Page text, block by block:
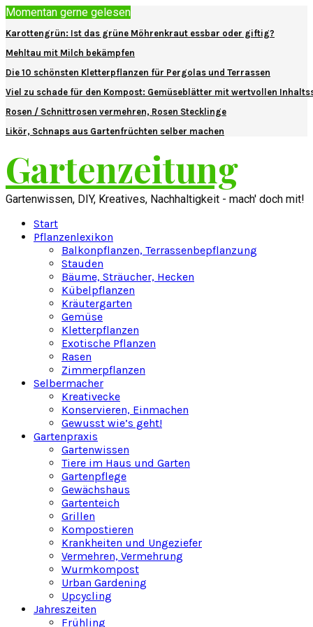
Momentan gerne gelesen
Karottengrün: Ist das grüne Möhrenkraut essbar oder giftig?
Mehltau mit Milch bekämpfen
Die 10 schönsten Kletterpflanzen für Pergolas und Terrassen
Viel zu schade für den Kompost: Gemüseblätter mit wertvollen
Rosen / Schnittrosen vermehren, Rosen Stecklinge
Likör, Schnaps aus Gartenfrüchten selber machen
Gartenzeitung
Gartenwissen, DIY, Kreatives, Nachhaltigkeit - mach' doch mit!
Start
Pflanzenlexikon
Balkonpflanzen, Terrassenbepflanzung
Stauden
Bäume, Sträucher, Hecken
Kübelpflanzen
Kräutergarten
Gemüse
Kletterpflanzen
Exotische Pflanzen
Rasen
Zimmerpflanzen
Selbermacher
Kreativecke
Konservieren, Einmachen
Gewusst wie’s geht!
Gartenpraxis
Gartenwissen
Tiere im Haus und Garten
Gartenpflege
Gewächshaus
Gartenteich
Grillen
Kompostieren
Krankheiten und Ungeziefer
Vermehren, Vermehrung
Wurmkompost
Urban Gardening
Upcycling
Jahreszeiten
Frühling